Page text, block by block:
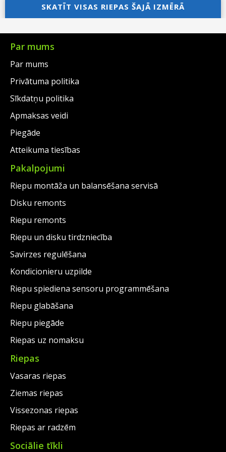
was:
€93.00.
price
is:
€55.00.
€96.00.
is:
€57.00.
SKATĪT VISAS RIEPAS ŠAJĀ IZMĒRĀ
Par mums
Par mums
Privātuma politika
Sīkdatņu politika
Apmaksas veidi
Piegāde
Atteikuma tiesības
Pakalpojumi
Riepu montāža un balansēšana servisā
Disku remonts
Riepu remonts
Riepu un disku tirdzniecība
Savirzes regulēšana
Kondicionieru uzpilde
Riepu spiediena sensoru programmēšana
Riepu glabāšana
Riepu piegāde
Riepas uz nomaksu
Riepas
Vasaras riepas
Ziemas riepas
Vissezonas riepas
Riepas ar radzēm
Sociālie tīkli